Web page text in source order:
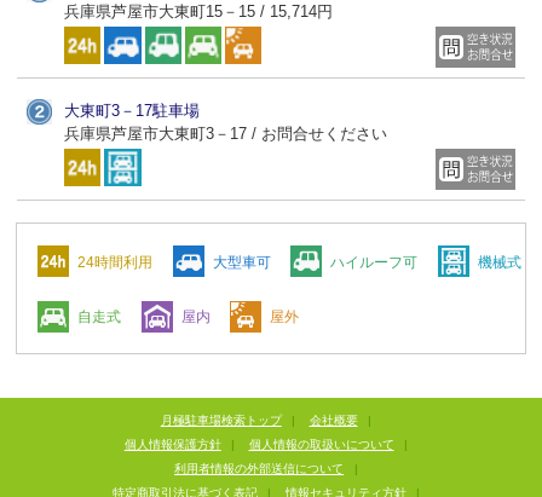
兵庫県芦屋市大東町15－15 / 15,714円
大東町3－17駐車場
兵庫県芦屋市大東町3－17 / お問合せください
24時間利用 大型車可 ハイルーフ可 機械式
自走式 屋内 屋外
月極駐車場検索トップ | 会社概要
|
個人情報保護方針
| 個人情報の取扱いについて
|
利用者情報の外部送信について
|
特定商取引法に基づく表記
| 情報セキュリティ方針 |